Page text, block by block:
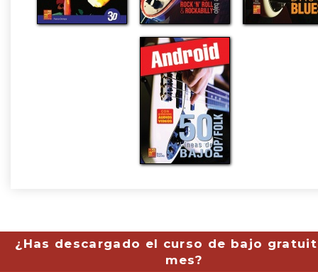
¿Has descargado el curso de bajo
mes?